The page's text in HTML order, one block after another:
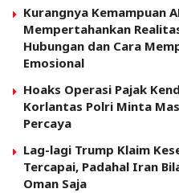
Kurangnya Kemampuan
Mempertahankan
Hubungan dan Cara
Emosional
Hoaks Operasi Pajak
Korlantas Polri Minta
Percaya
Lag-lagi Trump Klaim
Tercapai, Padahal Iran
Oman Saja